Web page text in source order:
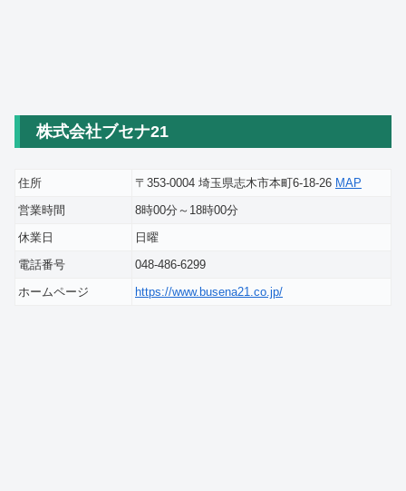
株式会社ブセナ21
住所 〒353-0004 埼玉県志木市本町6-18-26 MAP
営業時間
8時00分～18時00分
休業日
日曜
電話番号
048-486-6299
ホームページ
https://www.busena21.co.jp/